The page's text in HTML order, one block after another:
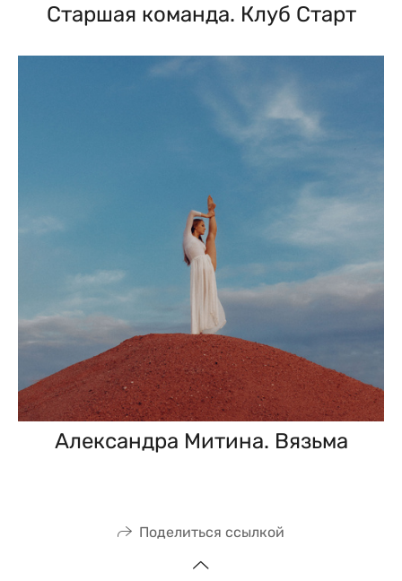
Старшая команда. Клуб Старт
Александра Митина. Вязьма
Поделиться ссылкой